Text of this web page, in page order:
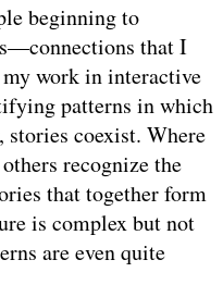
beginning to
that I
my work in interactive
patterns in which
coexist. Where
recognize the
that together form
is complex but not
are even quite